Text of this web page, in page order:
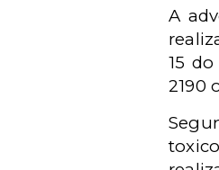
A
15
2190